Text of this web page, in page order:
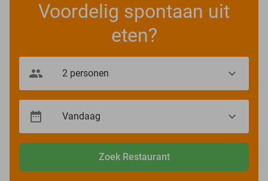
Voordelig spontaan uit
eten?
Zoek Restaurant